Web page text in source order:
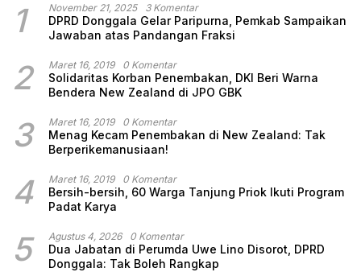
1 November 21, 2025 3 Komentar
DPRD Donggala Gelar Paripurna, Pemkab Sampaikan
Jawaban atas Pandangan Fraksi
2 Maret 16, 2019 0 Komentar
Solidaritas Korban Penembakan, DKI Beri Warna
Bendera New Zealand di JPO GBK
3 Maret 16, 2019 0 Komentar
Menag Kecam Penembakan di New Zealand: Tak
Berperikemanusiaan!
4 Maret 16, 2019 0 Komentar
Bersih-bersih, 60 Warga Tanjung Priok Ikuti Program
Padat Karya
5 Agustus 4, 2026 0 Komentar
Dua Jabatan di Perumda Uwe Lino Disorot, DPRD
Donggala: Tak Boleh Rangkap